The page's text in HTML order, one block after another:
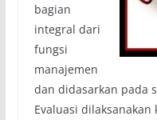
bagian
integral dari
fungsi
manajemen
dan didasarkan pada
Evaluasi